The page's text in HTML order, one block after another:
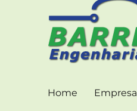
Home Empresa